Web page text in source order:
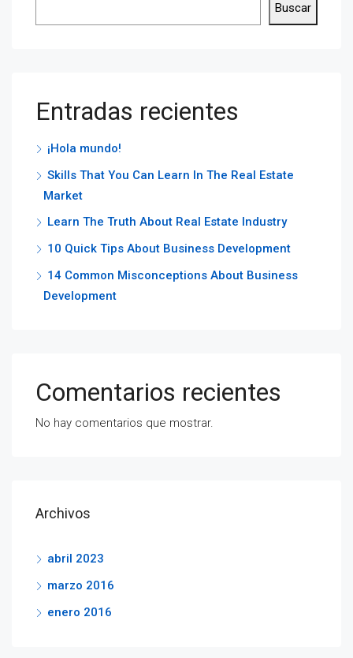
Buscar
Entradas recientes
¡Hola mundo!
Skills That You Can Learn In The Real Estate
Market
Learn The Truth About Real Estate Industry
10 Quick Tips About Business Development
14 Common Misconceptions About Business
Development
Comentarios recientes
No hay comentarios que mostrar.
Archivos
abril 2023
marzo 2016
enero 2016